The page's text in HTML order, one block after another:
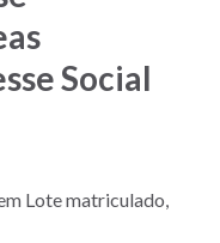
Social
Lote matriculado,